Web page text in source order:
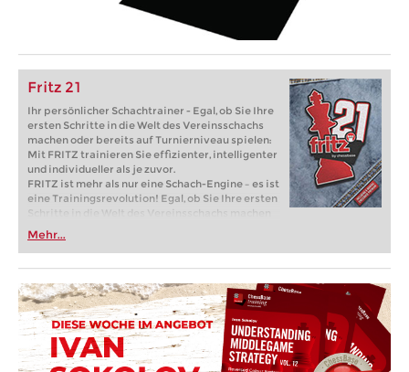
Fritz 21
Ihr persönlicher Schachtrainer - Egal, ob Sie Ihre
ersten Schritte in die Welt des Vereinsschachs
machen oder bereits auf Turnierniveau spielen:
Mit FRITZ trainieren Sie effizienter, intelligenter
und individueller als je zuvor.
FRITZ ist mehr als nur eine Schach-Engine – es ist
eine Trainingsrevolution! Egal, ob Sie Ihre ersten
Schritte in die Welt des Vereinsschachs machen
oder bereits auf Turnierniveau spielen: Mit
FRITZ trainieren Sie effizienter, intelligenter und
individueller als je zuvor.
Mehr...